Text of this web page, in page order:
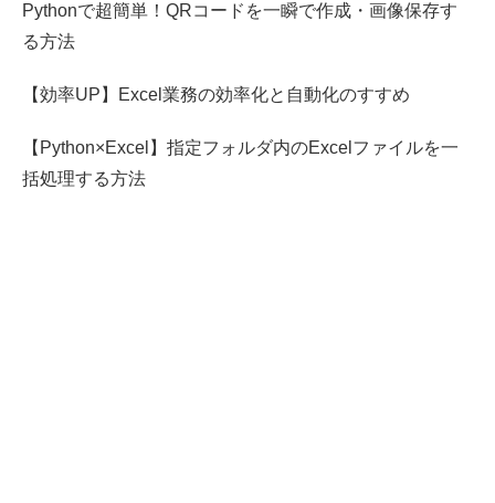
Pythonで超簡単！QRコードを一瞬で作成・画像保存す
る方法
【効率UP】Excel業務の効率化と自動化のすすめ
【Python×Excel】指定フォルダ内のExcelファイルを一
括処理する方法